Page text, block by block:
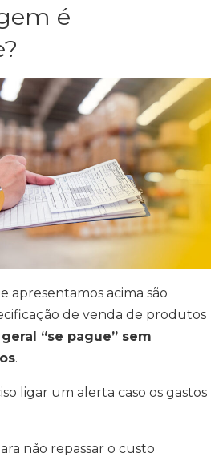
é
apresentamos acima são
de venda de produtos
“se pague” sem
.
ligar um alerta caso os gastos
não repassar o custo